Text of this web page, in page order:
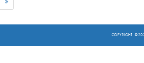
COPYRIGHT